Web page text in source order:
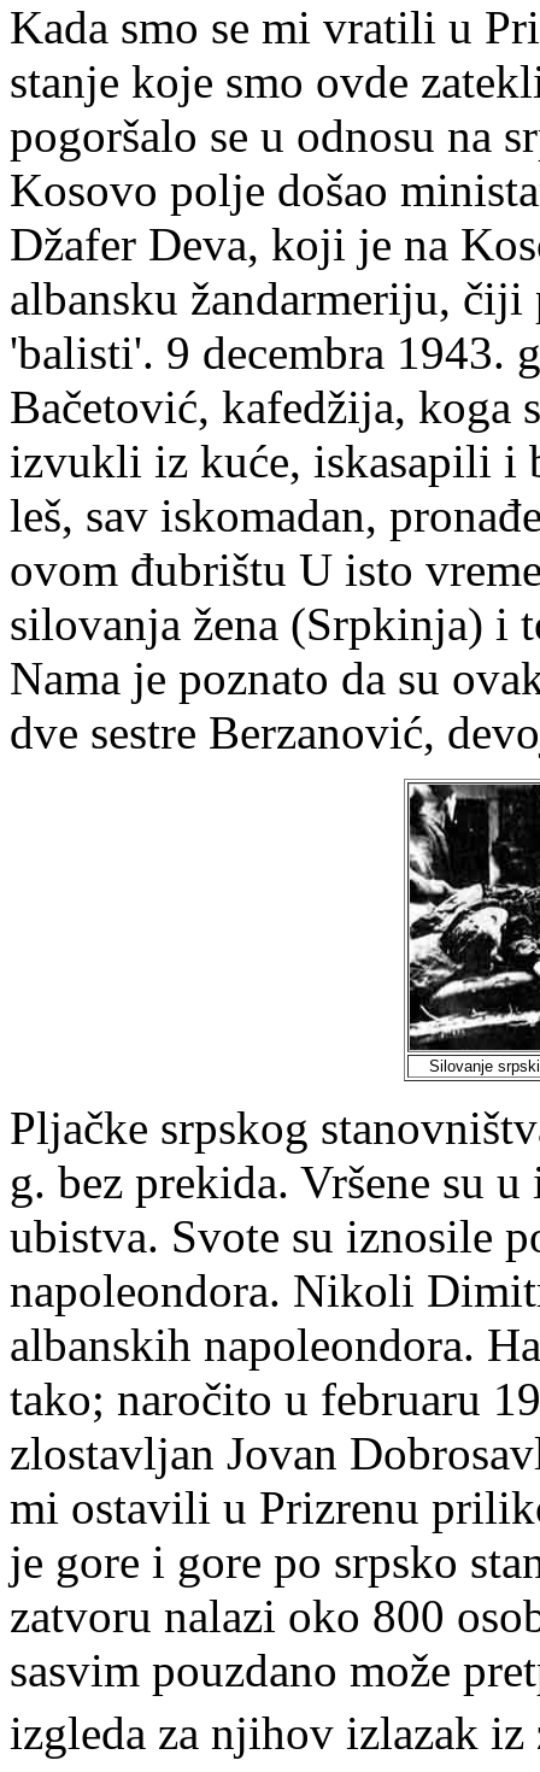
Kada smo se mi vratili u
stanje koje smo ovde
pogoršalo se u odnosu na
Kosovo polje došao
Džafer Deva, koji je na
albansku žandarmeriju, čiji
'balisti'. 9 decembra 1943.
Bačetović, kafedžija, koga
izvukli iz kuće, iskasapili i
leš, sav iskomadan,
ovom đubrištu U isto
silovanja žena (Srpkinja) i
Nama je poznato da su
dve sestre Berzanović,
Silovanje
Pljačke srpskog
g. bez prekida. Vršene su
ubistva. Svote su iznosile
napoleondora. Nikoli
albanskih napoleondora.
tako; naročito u februaru
zlostavljan Jovan
mi ostavili u Prizrenu
je gore i gore po srpsko
zatvoru nalazi oko 800
sasvim pouzdano može
izgleda za njihov izlazak